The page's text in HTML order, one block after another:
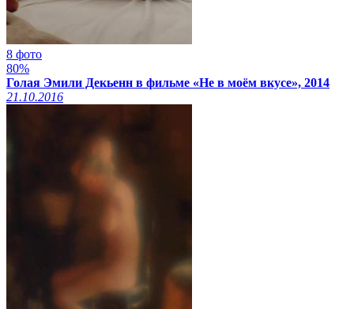
8 фото
80%
Голая Эмили Декьенн в фильме «Не в моём вкусе», 2014
21.10.2016